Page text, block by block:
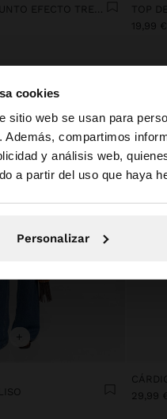
cookies
sitio web se usan para
Además, compartimos
y análisis web,
a partir del uso que haya
Personalizar
a la web de
No,
19,99 €
+
29,99